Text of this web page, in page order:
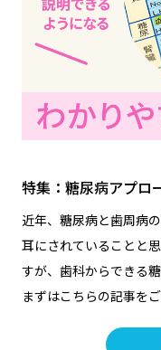
特集：糖尿病アプロ
近年、糖尿病と歯周病
耳にされていることと
すが、歯科からできる
まずはこちらの記事を